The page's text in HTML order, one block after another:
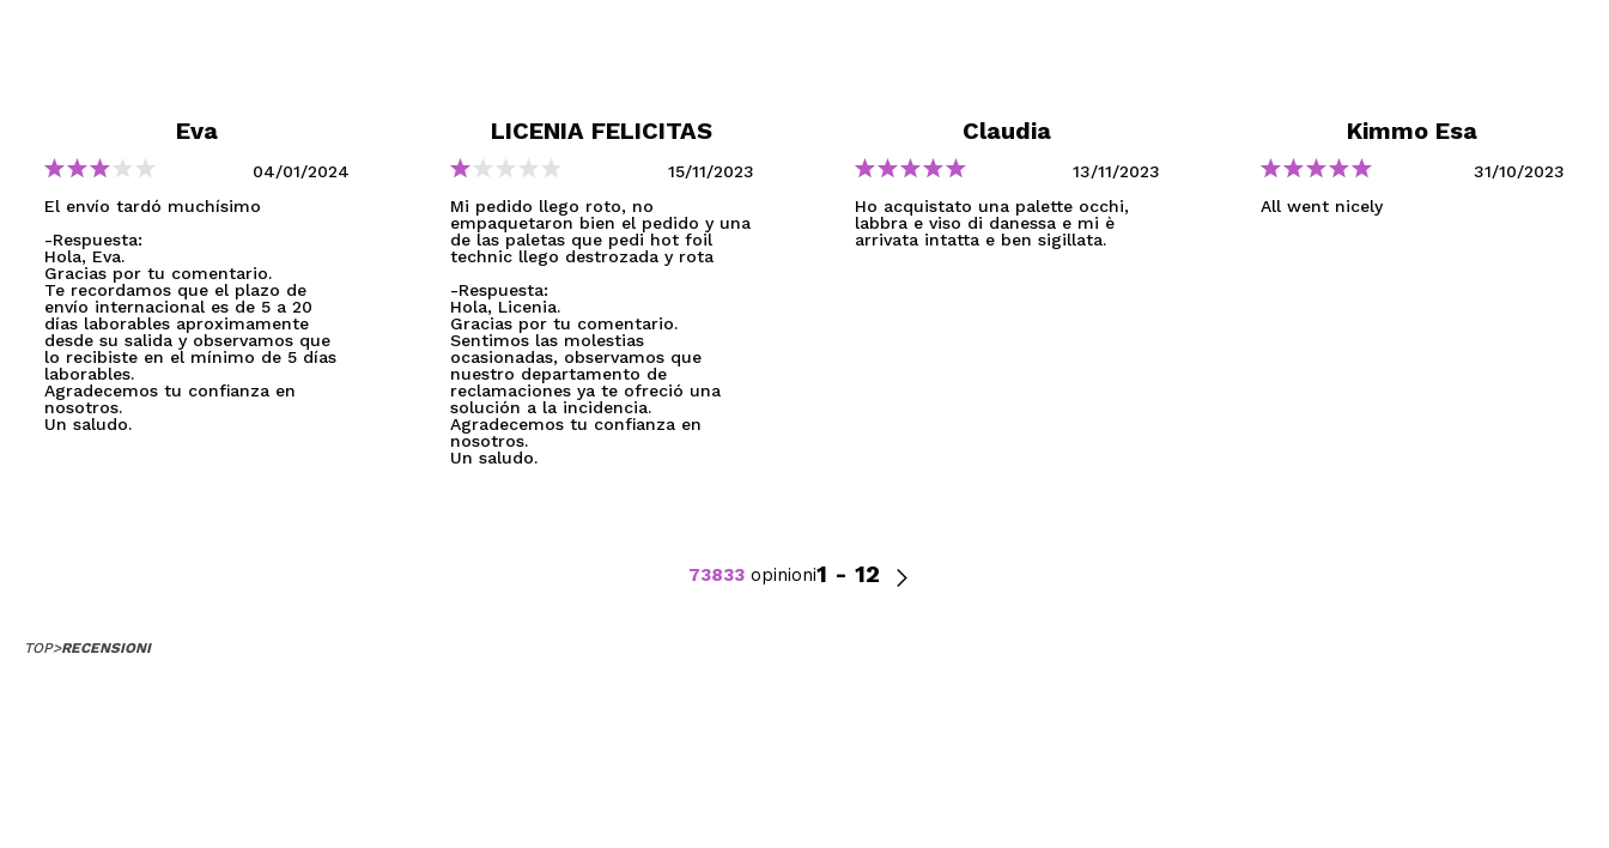
Eva
04/01/2024
El envío tardó muchísimo
-Respuesta:
Hola, Eva.
Gracias por tu comentario.
Te recordamos que el plazo de
envío internacional es de 5 a 20
días laborables aproximamente
desde su salida y observamos que
lo recibiste en el mínimo de 5 días
laborables.
Agradecemos tu confianza en
nosotros.
Un saludo.
LICENIA FELICITAS
15/11/2023
Mi pedido llego roto, no
empaquetaron bien el pedido y una
de las paletas que pedi hot foil
technic llego destrozada y rota
-Respuesta:
Hola, Licenia.
Gracias por tu comentario.
Sentimos las molestias
ocasionadas, observamos que
nuestro departamento de
reclamaciones ya te ofreció una
solución a la incidencia.
Agradecemos tu confianza en
nosotros.
Un saludo.
Claudia
13/11/2023
Ho acquistato una palette occhi,
labbra e viso di danessa e mi è
arrivata intatta e ben sigillata.
Kimmo Esa
31/10/2023
All went nicely
73833opinioni1 - 12
TOP>RECENSIONI